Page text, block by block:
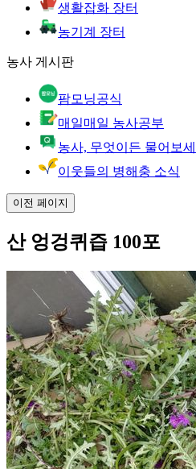
생활잡화 장터
농기계 장터
농사 게시판
팜모닝공식
매일매일 농사공부
농사, 무엇이든 물어보
이웃들의 병해충 소식
이전 페이지
산 엉겅퀴즙 100포